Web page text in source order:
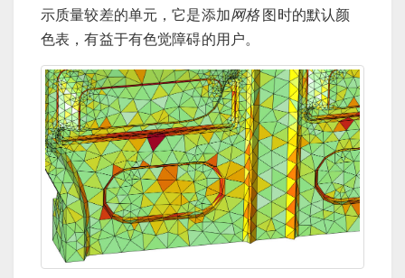
示质量较差的单元，它是添加网格图时的默认颜
色表，有益于有色觉障碍的用户。